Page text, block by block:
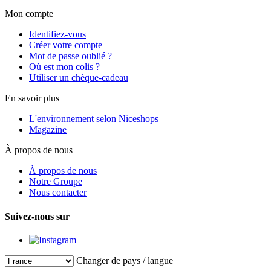
Mon compte
Identifiez-vous
Créer votre compte
Mot de passe oublié ?
Où est mon colis ?
Utiliser un chèque-cadeau
En savoir plus
L'environnement selon Niceshops
Magazine
À propos de nous
À propos de nous
Notre Groupe
Nous contacter
Suivez-nous sur
Changer de pays / langue